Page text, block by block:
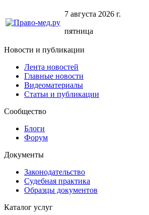
7 августа 2026 г.
пятница
Новости и публикации
Лента новостей
Главные новости
Видеоматериалы
Статьи и публикации
Сообщество
Блоги
Форум
Документы
Законодательство
Судебная практика
Образцы документов
Каталог услуг